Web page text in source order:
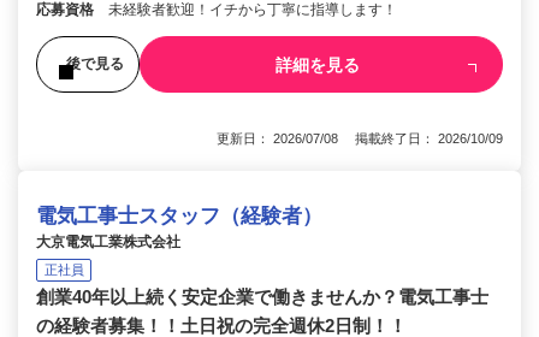
応募資格 未経験者歓迎！イチから丁寧に指導します！
後で見る 詳細を見る
更新日： 2026/07/08 掲載終了日： 2026/10/09
電気工事士スタッフ（経験者）
大京電気工業株式会社
正社員
創業40年以上続く安定企業で働きませんか？電気工事士
の経験者募集！！土日祝の完全週休2日制！！